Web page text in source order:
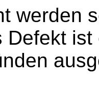
werden
Defekt